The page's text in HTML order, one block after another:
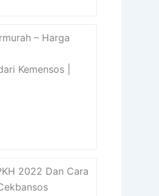
– Harga
Kemensos |
2022 Dan Cara